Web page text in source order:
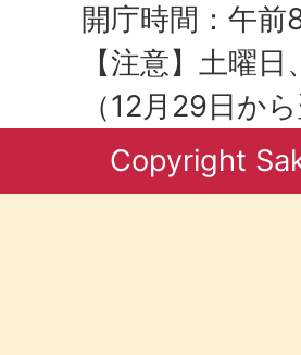
開庁時間：午
【注意】土曜
（12月29日か
Copyright